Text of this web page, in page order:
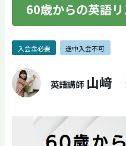
60歳からの英語
入会金必要 途中入会不可
英語講師 山﨑